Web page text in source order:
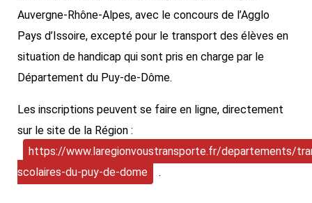
Auvergne-Rhône-Alpes, avec le concours de l’Agglo
Pays d’Issoire, excepté pour le transport des élèves en
situation de handicap qui sont pris en charge par le
Département du Puy-de-Dôme.
Les inscriptions peuvent se faire en ligne, directement
sur le site de la Région :
https://www.laregionvoustransporte.fr/departements/
scolaires-du-puy-de-dome
.